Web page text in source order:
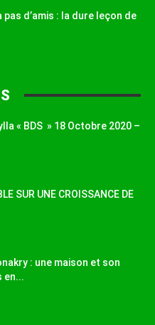
pas d’amis : la dure leçon de
« BDS » 18 Octobre 2020 –
SUR UNE CROISSANCE DE
: une maison et son
en...